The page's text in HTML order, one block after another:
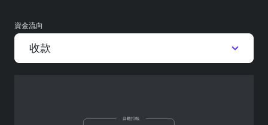
資金流向
收款